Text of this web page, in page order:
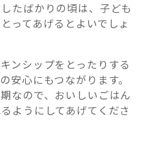
たばかりの頃は、子ども
ってあげるとよいでしょ
ンシップをとったりする
安心にもつながります。
なので、おいしいごはん
ようにしてあげてくださ